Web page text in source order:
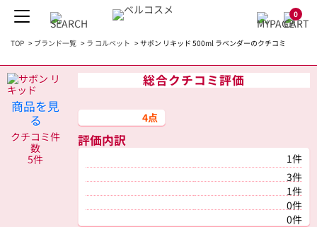
0
TOP > ブランド一覧 > ラ コルベット >サボン リキッド 500ml ラベンダーのクチコミ
商品を見
る
クチコミ件
数
5件
総合クチコミ評価
4点
評価内訳
1件
3件
1件
0件
0件